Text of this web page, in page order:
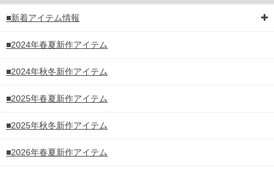
■新着アイテム情報
■2024年春夏新作アイテム
■2024年秋冬新作アイテム
■2025年春夏新作アイテム
■2025年秋冬新作アイテム
■2026年春夏新作アイテム